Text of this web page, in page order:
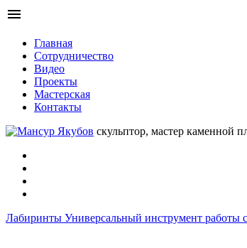
menu
Главная
Сотрудничество
Видео
Проекты
Мастерская
Контакты
скульптор, мастер каменной
Лабиринты Универсальный инструмент работы